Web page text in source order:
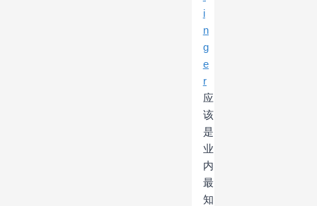
i
n
g
e
r
应
该
是
业
内
最
知